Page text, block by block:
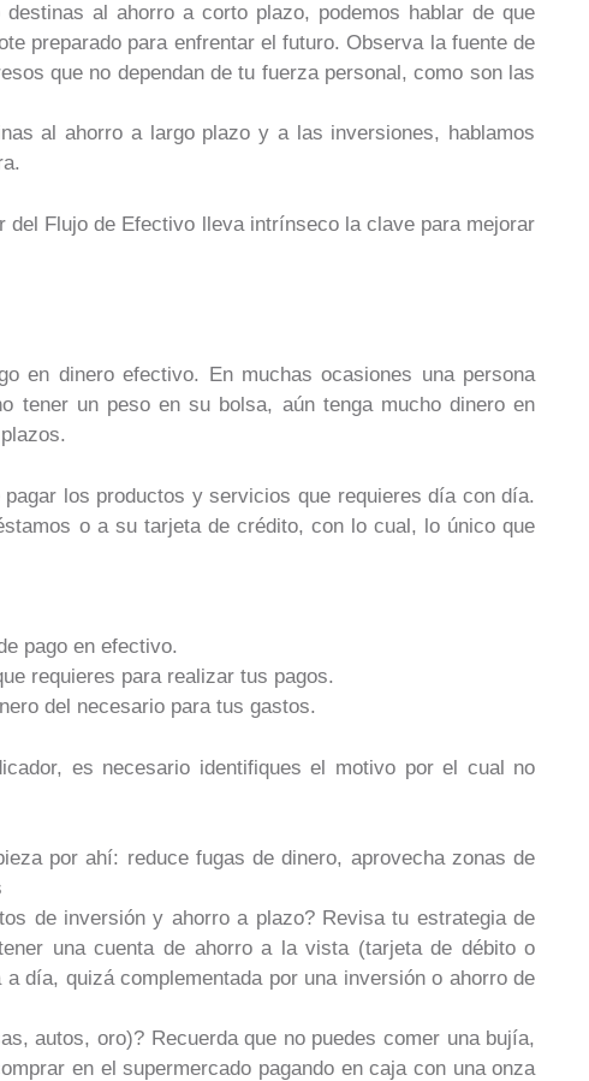
al ahorro a corto plazo, podemos hablar de que
preparado para enfrentar el futuro. Observa la fuente de
que no dependan de tu fuerza personal, como son las
al ahorro a largo plazo y a las inversiones, hablamos
del Flujo de Efectivo lleva intrínseco la clave para mejorar
en dinero efectivo. En muchas ocasiones una persona
tener un peso en su bolsa, aún tenga mucho dinero en
los productos y servicios que requieres día con día.
o a su tarjeta de crédito, con lo cual, lo único que
pago en efectivo.
requieres para realizar tus pagos.
del necesario para tus gastos.
es necesario identifiques el motivo por el cual no
por ahí: reduce fugas de dinero, aprovecha zonas de
de inversión y ahorro a plazo? Revisa tu estrategia de
una cuenta de ahorro a la vista (tarjeta de débito o
día, quizá complementada por una inversión o ahorro de
autos, oro)? Recuerda que no puedes comer una bujía,
en el supermercado pagando en caja con una onza